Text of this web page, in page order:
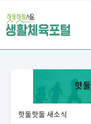
핫
핫둘핫둘 새소식